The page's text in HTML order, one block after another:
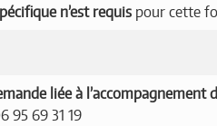
n’est requis pour cette
liée à l’accompagnement
95 69 31 19